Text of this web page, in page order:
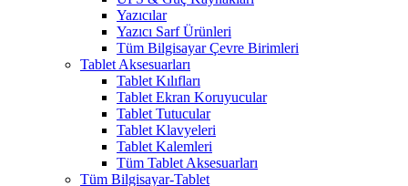
Yazıcılar
Yazıcı Sarf Ürünleri
Tüm Bilgisayar Çevre Birimleri
Tablet Aksesuarları
Tablet Kılıfları
Tablet Ekran Koruyucular
Tablet Tutucular
Tablet Klavyeleri
Tablet Kalemleri
Tüm Tablet Aksesuarları
Tüm Bilgisayar-Tablet